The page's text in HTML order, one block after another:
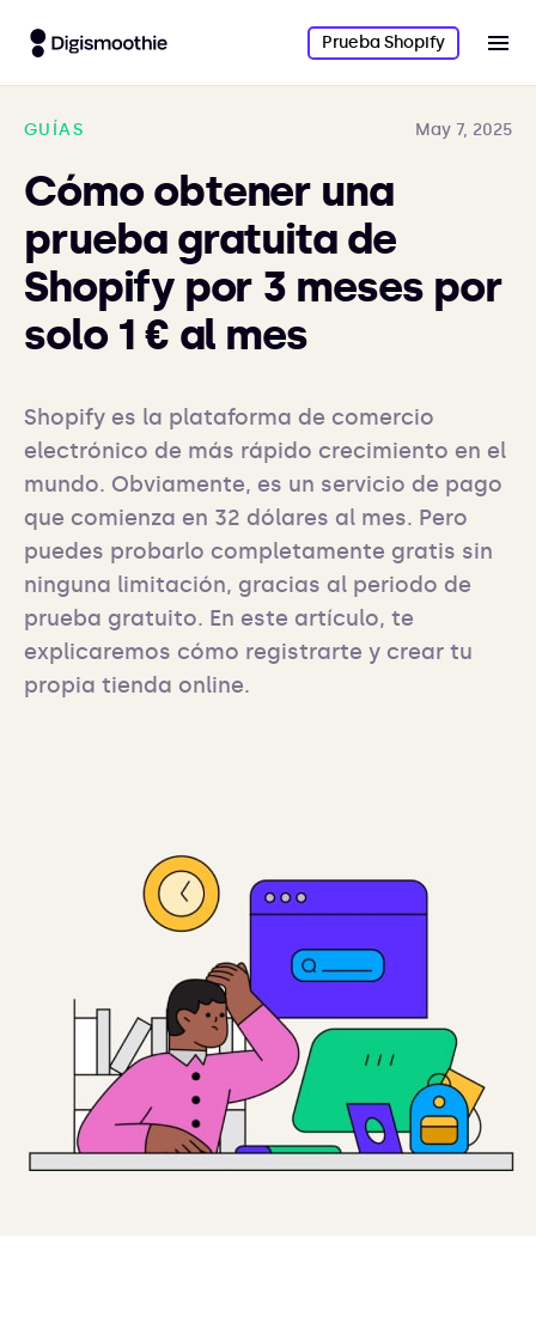
Prueba Shopify
GUÍAS May 7, 2025
Cómo obtener una
prueba gratuita de
Shopify por 3 meses por
solo 1 € al mes
Shopify es la plataforma de comercio
electrónico de más rápido crecimiento en el
mundo. Obviamente, es un servicio de pago
que comienza en 32 dólares al mes. Pero
puedes probarlo completamente gratis sin
ninguna limitación, gracias al periodo de
prueba gratuito. En este artículo, te
explicaremos cómo registrarte y crear tu
propia tienda online.